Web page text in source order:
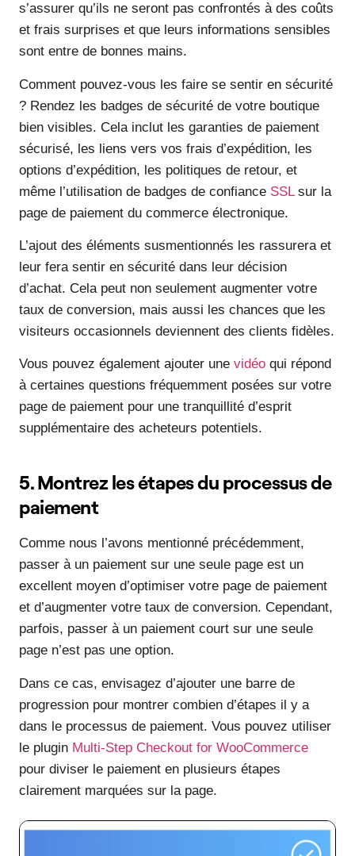
s’assurer qu’ils ne seront pas confrontés à des coûts
et frais surprises et que leurs informations sensibles
sont entre de bonnes mains.
Comment pouvez-vous les faire se sentir en sécurité
? Rendez les badges de sécurité de votre boutique
bien visibles. Cela inclut les garanties de paiement
sécurisé, les liens vers vos frais d’expédition, les
options d’expédition, les politiques de retour, et
même l’utilisation de badges de confiance SSLsur la
page de paiement du commerce électronique.
L’ajout des éléments susmentionnés les rassurera et
leur fera sentir en sécurité dans leur décision
d’achat. Cela peut non seulement augmenter votre
taux de conversion, mais aussi les chances que les
visiteurs occasionnels deviennent des clients fidèles.
Vous pouvez également ajouter une vidéo qui répond
à certaines questions fréquemment posées sur votre
page de paiement pour une tranquillité d’esprit
supplémentaire des acheteurs potentiels.
5. Montrez les étapes du processus de
paiement
Comme nous l’avons mentionné précédemment,
passer à un paiement sur une seule page est un
excellent moyen d’optimiser votre page de paiement
et d’augmenter votre taux de conversion. Cependant,
parfois, passer à un paiement court sur une seule
page n’est pas une option.
Dans ce cas, envisagez d’ajouter une barre de
progression pour montrer combien d’étapes il y a
dans le processus de paiement. Vous pouvez utiliser
le plugin Multi-Step Checkout for WooCommerce
pour diviser le paiement en plusieurs étapes
clairement marquées sur la page.